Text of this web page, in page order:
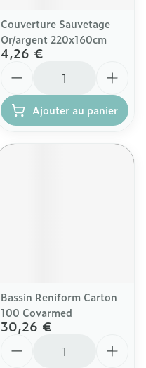
Couverture Sauvetage
Or/argent 220x160cm
4,26 €
Ajouter au panier
Bassin Reniform Carton
100 Covarmed
30,26 €